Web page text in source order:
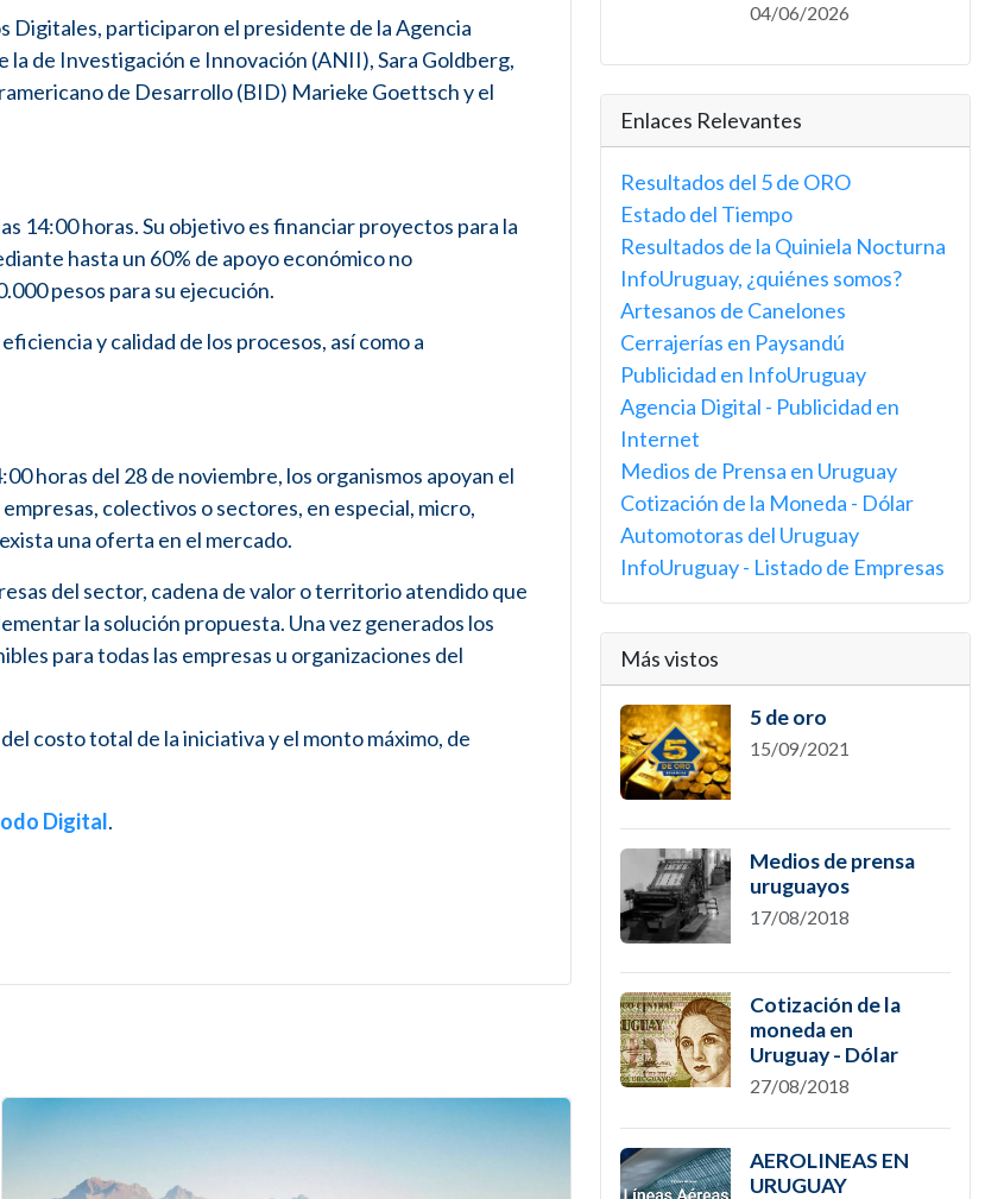
Digitales, participaron el presidente de la Agencia
de Investigación e Innovación (ANII), Sara Goldberg,
de Desarrollo (BID) Marieke Goettsch y el
14:00 horas. Su objetivo es financiar proyectos para la
hasta un 60% de apoyo económico no
pesos para su ejecución.
y calidad de los procesos, así como a
horas del 28 de noviembre, los organismos apoyan el
colectivos o sectores, en especial, micro,
una oferta en el mercado.
del sector, cadena de valor o territorio atendido que
la solución propuesta. Una vez generados los
para todas las empresas u organizaciones del
costo total de la iniciativa y el monto máximo, de
Digital.
04/06/2026
Enlaces Relevantes
Resultados del 5 de ORO
Estado del Tiempo
Resultados de la Quiniela Nocturna
InfoUruguay, ¿quiénes somos?
Artesanos de Canelones
Cerrajerías en Paysandú
Publicidad en InfoUruguay
Agencia Digital - Publicidad en
Internet
Medios de Prensa en Uruguay
Cotización de la Moneda - Dólar
Automotoras del Uruguay
InfoUruguay - Listado de Empresas
Más vistos
5 de oro
15/09/2021
Medios de prensa
uruguayos
17/08/2018
Cotización de la
moneda en
Uruguay - Dólar
27/08/2018
AEROLINEAS EN
URUGUAY